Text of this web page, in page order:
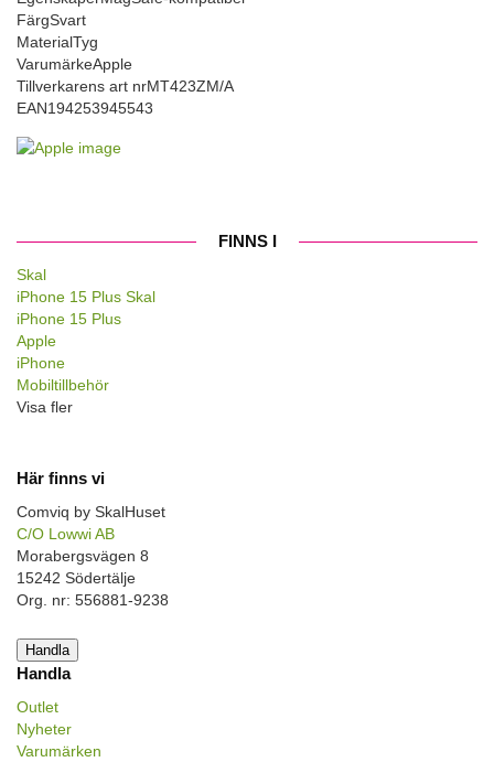
FärgSvart
MaterialTyg
VarumärkeApple
Tillverkarens art nrMT423ZM/A
EAN194253945543
FINNS I
Skal
iPhone 15 Plus Skal
iPhone 15 Plus
Apple
iPhone
Mobiltillbehör
Visa fler
Här finns vi
Comviq by SkalHuset
C/O Lowwi AB
Morabergsvägen 8
15242 Södertälje
Org. nr: 556881-9238
Handla
Handla
Outlet
Nyheter
Varumärken